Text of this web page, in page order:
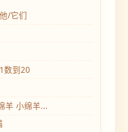
/它们
数到20
羊 小绵羊...